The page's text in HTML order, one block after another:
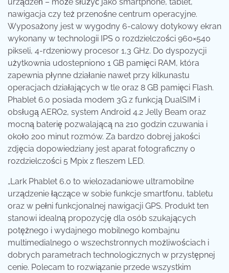
urządzeń – może służyć jako smartphone, tablet,
nawigacja czy też przenośne centrum operacyjne.
Wyposażony jest w wygodny 6-calowy dotykowy ekran
wykonany w technologii IPS o rozdzielczości 960×540
pikseli, 4-rdzeniowy procesor 1,3 GHz. Do dyspozycji
użytkownia udostepniono 1 GB pamięci RAM, która
zapewnia płynne działanie nawet przy kilkunastu
operacjach działających w tle oraz 8 GB pamięci Flash.
Phablet 6.0 posiada modem 3G z funkcją DualSIM i
obsługą AERO2, system Android 4.2 Jelly Beam oraz
mocną baterię pozwalającą na 210 godzin czuwania i
około 200 minut rozmów. Za bardzo dobrej jakości
zdjęcia dopowiedziany jest aparat fotograficzny o
rozdzielczości 5 Mpix z fleszem LED.
„Lark Phablet 6.0 to wielozadaniowe ultramobilne
urządzenie łączące w sobie funkcje smartfonu, tabletu
oraz w pełni funkcjonalnej nawigacji GPS. Produkt ten
stanowi idealną propozycję dla osób szukających
potężnego i wydajnego mobilnego kombajnu
multimedialnego o wszechstronnych możliwościach i
dobrych parametrach technologicznych w przystępnej
cenie. Polecam to rozwiązanie przede wszystkim